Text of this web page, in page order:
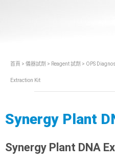
首頁 > 儀器試劑 > Reagent 試劑 > OPS
Extraction Kit
Synergy Plant
Synergy Plant DNA